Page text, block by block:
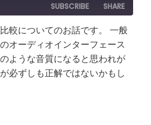
SUBSCRIBE
SHARE
Apple Podcasts
Spotify
較についてのお話です。 一般
オーディオインターフェース
ような音質になると思われが
必ずしも正解ではないかもし